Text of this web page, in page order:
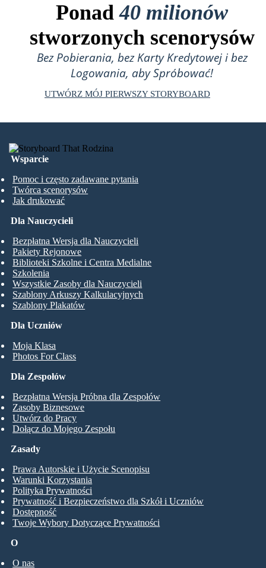
Ponad40 milionów
stworzonych scenorysów
Bez Pobierania, bez Karty Kredytowej i bez
Logowania, aby Spróbować!
UTWÓRZ MÓJ PIERWSZY STORYBOARD
Wsparcie
Pomoc i często zadawane pytania
Twórca scenorysów
Jak drukować
Dla Uczniów
Moja Klasa
Photos For Class
Dla Nauczycieli
Bezpłatna Wersja dla Nauczycieli
Pakiety Rejonowe
Biblioteki Szkolne i Centra Medialne
Szkolenia
Wszystkie Zasoby dla Nauczycieli
Szablony Arkuszy Kalkulacyjnych
Szablony Plakatów
Dla Zespołów
Bezpłatna Wersja Próbna dla Zespołów
Zasoby Biznesowe
Utwórz do Pracy
Dołącz do Mojego Zespołu
O
O nas
Zasady
Prawa Autorskie i Użycie Scenopisu
Warunki Korzystania
Polityka Prywatności
Prywatność i Bezpieczeństwo dla Szkół i Uczniów
Dostępność
Twoje Wybory Dotyczące Prywatności